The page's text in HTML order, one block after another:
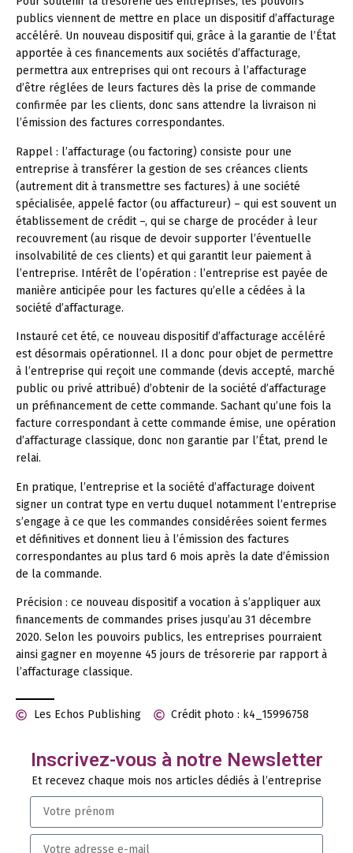
publics viennent de mettre en place un dispositif d’affacturage
accéléré. Un nouveau dispositif qui, grâce à la garantie de l’État
apportée à ces financements aux sociétés d’affacturage,
permettra aux entreprises qui ont recours à l’affacturage
d’être réglées de leurs factures dès la prise de commande
confirmée par les clients, donc sans attendre la livraison ni
l’émission des factures correspondantes.
Rappel : l’affacturage (ou factoring) consiste pour une
entreprise à transférer la gestion de ses créances clients
(autrement dit à transmettre ses factures) à une société
spécialisée, appelé factor (ou affactureur) – qui est souvent un
établissement de crédit –, qui se charge de procéder à leur
recouvrement (au risque de devoir supporter l’éventuelle
insolvabilité de ces clients) et qui garantit leur paiement à
l’entreprise. Intérêt de l’opération : l’entreprise est payée de
manière anticipée pour les factures qu’elle a cédées à la
société d’affacturage.
Instauré cet été, ce nouveau dispositif d’affacturage accéléré
est désormais opérationnel. Il a donc pour objet de permettre
à l’entreprise qui reçoit une commande (devis accepté, marché
public ou privé attribué) d’obtenir de la société d’affacturage
un préfinancement de cette commande. Sachant qu’une fois la
facture correspondant à cette commande émise, une opération
d’affacturage classique, donc non garantie par l’État, prend le
relai.
En pratique, l’entreprise et la société d’affacturage doivent
signer un contrat type en vertu duquel notamment l’entreprise
s’engage à ce que les commandes considérées soient fermes
et définitives et donnent lieu à l’émission des factures
correspondantes au plus tard 6 mois après la date d’émission
de la commande.
Précision : ce nouveau dispositif a vocation à s’appliquer aux
financements de commandes prises jusqu’au 31 décembre
2020. Selon les pouvoirs publics, les entreprises pourraient
ainsi gagner en moyenne 45 jours de trésorerie par rapport à
l’affacturage classique.
Les Echos Publishing Crédit photo : k4_15996758
Inscrivez-vous à notre Newsletter
Et recevez chaque mois nos articles dédiés à l’entreprise